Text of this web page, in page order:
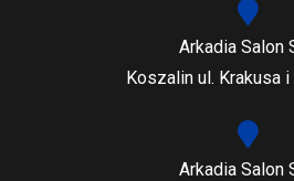
Arkadia Salon
Koszalin ul. Krakusa i
Arkadia Salon